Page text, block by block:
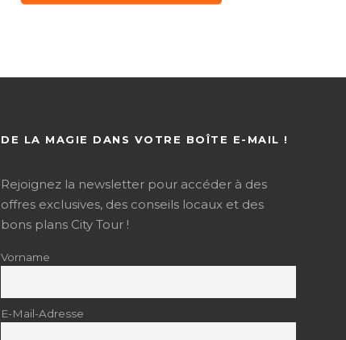
DE LA MAGIE DANS VOTRE BOÎTE E-MAIL !
Rejoignez la newsletter pour accéder à des
offres exclusives, des conseils locaux et des
bons plans City Tour !
Vorname
E-Mail-Adresse